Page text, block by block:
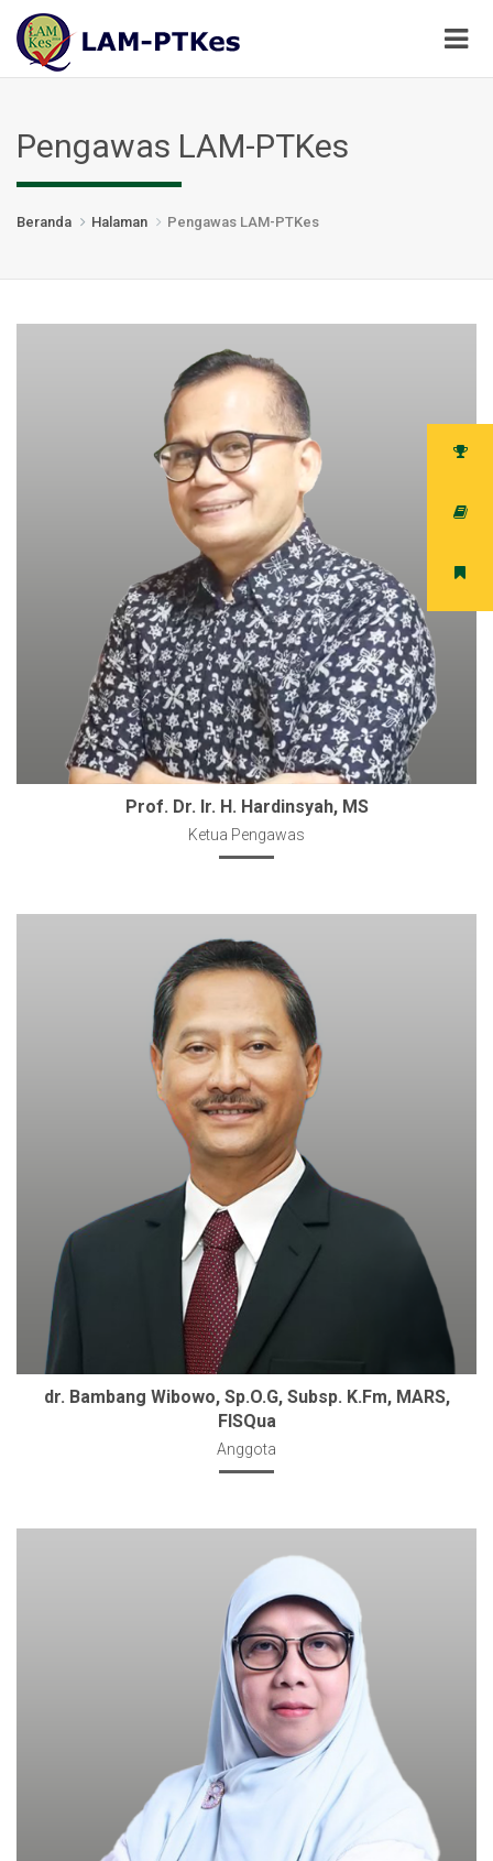
Pengawas LAM-PTKes
Beranda Halaman Pengawas LAM-PTKes
Prof. Dr. Ir. H. Hardinsyah, MS
Ketua Pengawas
dr. Bambang Wibowo, Sp.O.G, Subsp. K.Fm, MARS,
FISQua
Anggota